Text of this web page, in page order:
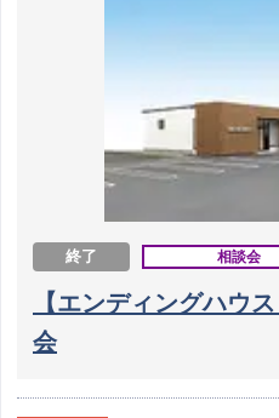
終了 相談会
【エンディングハウ
会